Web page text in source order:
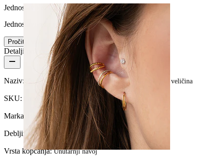
Jednostavnost uporabe
Jednostavno za upotrebu
Pročitaj više
Detalji proizvoda
Naziv: Zaobljeni labret od titanija s kamenčićima različitih veličina
SKU: Labret-211
Marka: Bodymod Premium
Debljina navoja: 1,2 mm
Vrsta kopčanja:Unutarnji navoj